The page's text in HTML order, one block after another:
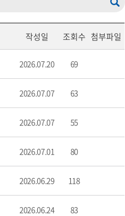
작성일 조회수 첨부파일
2026.07.20 69
2026.07.07 63
2026.07.07 55
2026.07.01 80
2026.06.29 118
2026.06.24 83